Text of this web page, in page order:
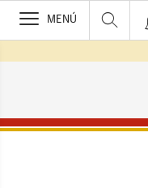
>
MENÚ